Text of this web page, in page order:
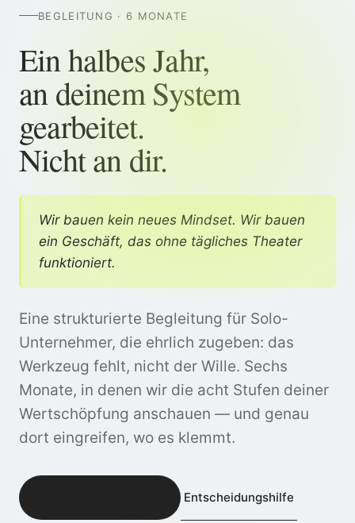
BEGLEITUNG · 6 MONATE
Ein halbes Jahr,
an deinem System
gearbeitet.
Nicht an dir.
Wir bauen kein neues Mindset. Wir bauen
ein Geschäft, das ohne tägliches Theater
funktioniert.
Eine strukturierte Begleitung für Solo-
Unternehmer, die ehrlich zugeben: das
Werkzeug fehlt, nicht der Wille. Sechs
Monate, in denen wir die acht Stufen deiner
Wertschöpfung anschauen — und genau
dort eingreifen, wo es klemmt.
Entscheidungshilfe